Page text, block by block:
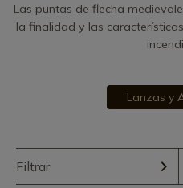
Las puntas de flecha
la finalidad y las
Lanzas y
Filtrar